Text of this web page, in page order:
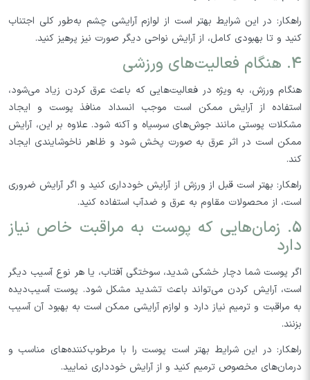
راهکار: در این شرایط بهتر است از لوازم آرایشی چشم به‌طور کلی اجتناب
کنید و تا بهبودی کامل، از آرایش نواحی دیگر صورت نیز پرهیز کنید.
4. هنگام فعالیت‌های ورزشی
هنگام ورزش، به ویژه در فعالیت‌هایی که باعث عرق کردن زیاد می‌شود،
استفاده از آرایش ممکن است موجب انسداد منافذ پوست و ایجاد
مشکلات پوستی مانند جوش‌های سرسیاه و آکنه شود. علاوه بر این، آرایش
ممکن است در اثر عرق به صورت پخش شود و ظاهر ناخوشایندی ایجاد
کند.
راهکار: بهتر است قبل از ورزش از آرایش خودداری کنید و اگر آرایش ضروری
است، از محصولات مقاوم به عرق و ضدآب استفاده کنید.
5. زمان‌هایی که پوست به مراقبت خاص نیاز
دارد
اگر پوست شما دچار خشکی شدید، سوختگی آفتاب، یا هر نوع آسیب دیگر
است، آرایش کردن می‌تواند باعث تشدید مشکل شود. پوست آسیب‌دیده
به مراقبت و ترمیم نیاز دارد و لوازم آرایشی ممکن است به بهبود آن آسیب
بزنند.
راهکار: در این شرایط بهتر است پوست را با مرطوب‌کننده‌های مناسب و
درمان‌های مخصوص ترمیم کنید و از آرایش خودداری نمایید.